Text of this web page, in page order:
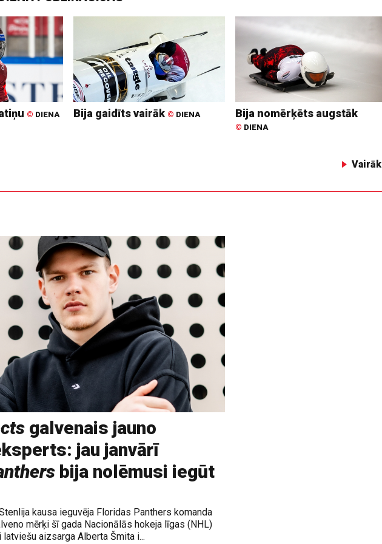
© DIENA Bija gaidīts vairāk © DIENA Bija nomērķēts augstāk
© DIENA
Vairāk
galvenais jauno
jau janvārī
bija nolēmusi iegūt
kausa ieguvēja Floridas Panthers komanda
mērķi šī gada Nacionālās hokeja līgas (NHL)
aizsarga Alberta Šmita i...